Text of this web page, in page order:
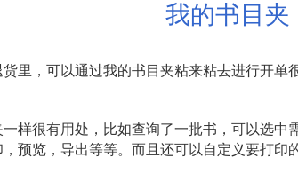
我的书目夹
里，可以通过我的书目夹粘来粘去进行开单
样很有用处，比如查询了一批书，可以选中
，预览，导出等等。而且还可以自定义要打印